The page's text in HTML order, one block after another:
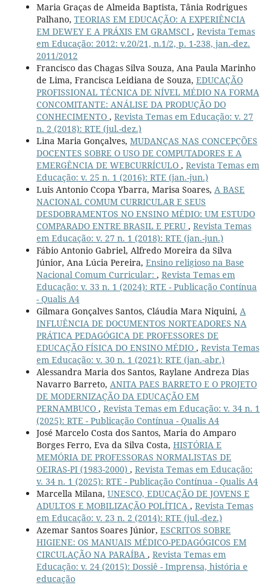
Maria Graças de Almeida Baptista, Tânia Rodrigues
Palhano, TEORIAS EM EDUCAÇÃO: A EXPERIÊNCIA
EM DEWEY E A PRÁXIS EM GRAMSCI , Revista Temas
em Educação: 2012: v.20/21, n.1/2, p. 1-238, jan.-dez.
2011/2012
Francisco das Chagas Silva Souza, Ana Paula Marinho
de Lima, Francisca Leidiana de Souza, EDUCAÇÃO
PROFISSIONAL TÉCNICA DE NÍVEL MÉDIO NA FORMA
CONCOMITANTE: ANÁLISE DA PRODUÇÃO DO
CONHECIMENTO , Revista Temas em Educação: v. 27
n. 2 (2018): RTE (jul.-dez.)
Lina Maria Gonçalves, MUDANÇAS NAS CONCEPÇÕES
DOCENTES SOBRE O USO DE COMPUTADORES E A
EMERGÊNCIA DE WEBCURRÍCULO , Revista Temas em
Educação: v. 25 n. 1 (2016): RTE (jan.-jun.)
Luis Antonio Ccopa Ybarra, Marisa Soares, A BASE
NACIONAL COMUM CURRICULAR E SEUS
DESDOBRAMENTOS NO ENSINO MÉDIO: UM ESTUDO
COMPARADO ENTRE BRASIL E PERU , Revista Temas
em Educação: v. 27 n. 1 (2018): RTE (jan.-jun.)
Fábio Antonio Gabriel, Alfredo Moreira da Silva
Júnior, Ana Lúcia Pereira, Ensino religioso na Base
Nacional Comum Curricular: , Revista Temas em
Educação: v. 33 n. 1 (2024): RTE - Publicação Contínua
- Qualis A4
Gilmara Gonçalves Santos, Cláudia Mara Niquini, A
INFLUÊNCIA DE DOCUMENTOS NORTEADORES NA
PRÁTICA PEDAGÓGICA DE PROFESSORES DE
EDUCAÇÃO FÍSICA DO ENSINO MÉDIO , Revista Temas
em Educação: v. 30 n. 1 (2021): RTE (jan.-abr.)
Alessandra Maria dos Santos, Raylane Andreza Dias
Navarro Barreto, ANITA PAES BARRETO E O PROJETO
DE MODERNIZAÇÃO DA EDUCAÇÃO EM
PERNAMBUCO , Revista Temas em Educação: v. 34 n. 1
(2025): RTE - Publicação Contínua - Qualis A4
José Marcelo Costa dos Santos, Maria do Amparo
Borges Ferro, Eva da Silva Costa, HISTÓRIA E
MEMÓRIA DE PROFESSORAS NORMALISTAS DE
OEIRAS-PI (1983-2000) , Revista Temas em Educação:
v. 34 n. 1 (2025): RTE - Publicação Contínua - Qualis A4
Marcella Milana, UNESCO, EDUCAÇÃO DE JOVENS E
ADULTOS E MOBILIZAÇÃO POLÍTICA , Revista Temas
em Educação: v. 23 n. 2 (2014): RTE (jul.-dez.)
Azemar Santos Soares Júnior, ESCRITOS SOBRE
HIGIENE: OS MANUAIS MÉDICO-PEDAGÓGICOS EM
CIRCULAÇÃO NA PARAÍBA , Revista Temas em
Educação: v. 24 (2015): Dossiê - Imprensa, história e
educação